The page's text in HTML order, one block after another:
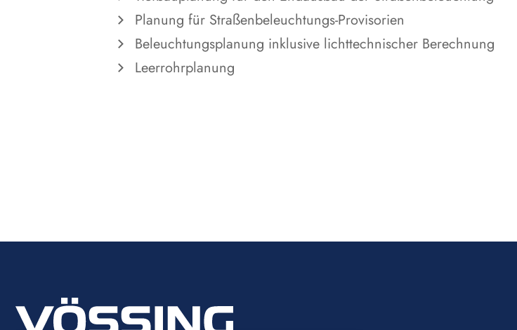
Planung für Straßenbeleuchtungs-Provisorien
Beleuchtungsplanung inklusive lichttechnischer Berechnung
Leerrohrplanung